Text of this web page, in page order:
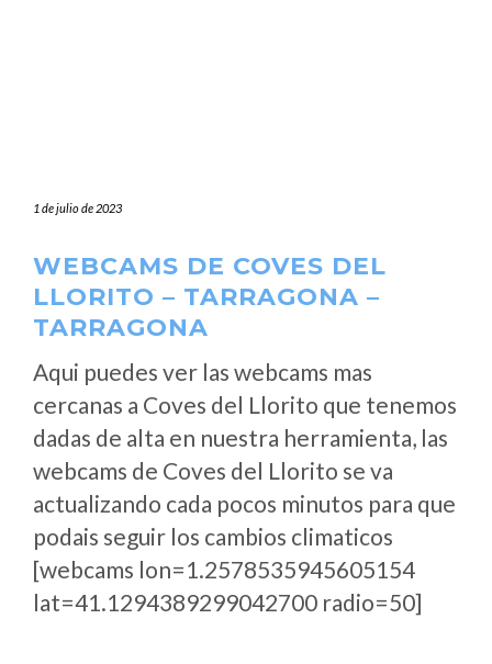
1 de julio de 2023
WEBCAMS DE COVES DEL
LLORITO – TARRAGONA –
TARRAGONA
Aqui puedes ver las webcams mas
cercanas a Coves del Llorito que tenemos
dadas de alta en nuestra herramienta, las
webcams de Coves del Llorito se va
actualizando cada pocos minutos para que
podais seguir los cambios climaticos
[webcams lon=1.2578535945605154
lat=41.1294389299042700 radio=50]